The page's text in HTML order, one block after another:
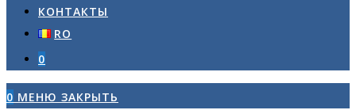
КОНТАКТЫ
RO
0
0 МЕНЮ ЗАКРЫТЬ